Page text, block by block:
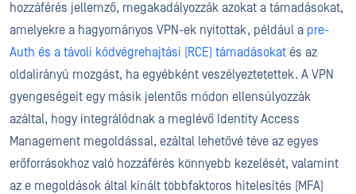
hozzáférés jellemző, megakadályozzák azokat a támadásokat,
amelyekre a hagyományos VPN-ek nyitottak, például a pre-
Auth és a távoli kódvégrehajtási (RCE) támadásokat és az
oldalirányú mozgást, ha egyébként veszélyeztetettek. A VPN
gyengeségeit egy másik jelentős módon ellensúlyozzák
azáltal, hogy integrálódnak a meglévő Identity Access
Management megoldással, ezáltal lehetővé téve az egyes
erőforrásokhoz való hozzáférés könnyebb kezelését, valamint
az e megoldások által kínált többfaktoros hitelesítés (MFA)